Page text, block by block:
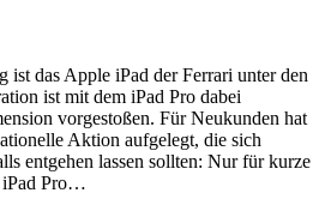
ist das Apple iPad der Ferrari unter den
ist mit dem iPad Pro dabei
vorgestoßen. Für Neukunden hat
Aktion aufgelegt, die sich
entgehen lassen sollten: Nur für kurze
iPad Pro…